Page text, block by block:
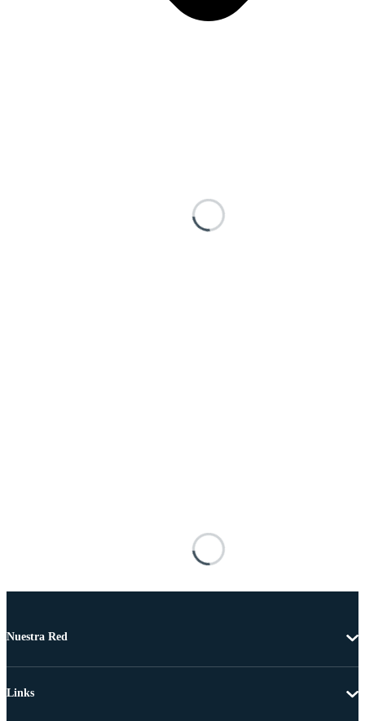
Nuestra Red
Links